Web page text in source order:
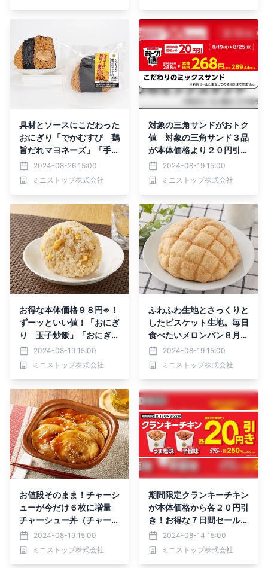
具材とソースにこだわった
おにぎり「でかむすび 鶏
旨だれマヨネーズ」「手巻
炙りたらこ」「手巻ネギト
ロ（わさび入り）」８月２
７日（火）新発売 期間限
象の商品（おにぎり全品と
ミニデリ全品）を 一緒に
買うと１セットにつき本体
価格から２０円引８月２６
日（月）～９月１日（日）
実施
2024-08-26 15:00
ミニストップ株式会社
対象の三角サンドがおトク
値 対象の三角サンド３品
が本体価格より２０円引き
８月１９日（月）～８月２
５日（日）実施 対象の三
角サンド６品のうちいずれ
える「こだわりのミックス
サンド」が本体価格より１
００円引きレシートクーポ
ン８月２６日（月）～９月
１日（日）実施
2024-08-19 15:00
ミニストップ株式会社
お得な本体価格９８円※！
ずーッといい値！「おにぎ
り 玉子炒飯」「おにぎ
り 梅こんぶ」８月２０日
（火）新発売
2024-08-19 15:00
ミニストップ株式会社
ふわふわ生地とさっくりと
したビスケット生地。毎日
食べたいメロンパン８月２
０日（火）新発売
2024-08-19 15:00
ミニストップ株式会社
お値段そのまま！チャーシ
ューが今だけ６枚に増量
チャーシュー丼（チャーシ
ュー増量）８月２０日
（火）～８月２６日（月）
発売
2024-08-19 15:00
ミニストップ株式会社
期間限定クランキーチキン
が本体価格から各２０円引
き！お得な７日間セール
クランキーチキン（うま塩
味／辛旨味）８月１６日
（金）～８月２２日（木）
2024-08-14 15:00
ミニストップ株式会社